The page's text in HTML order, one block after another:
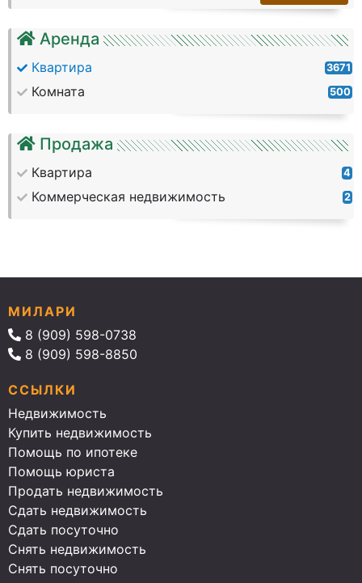
Аренда
Квартира 3671
Комната 500
Продажа
Квартира 4
Коммерческая недвижимость 2
МИЛАРИ
8 (909) 598-0738
8 (909) 598-8850
ССЫЛКИ
Недвижимость
Купить недвижимость
Помощь по ипотеке
Помощь юриста
Продать недвижимость
Сдать недвижимость
Сдать посуточно
Снять недвижимость
Снять посуточно